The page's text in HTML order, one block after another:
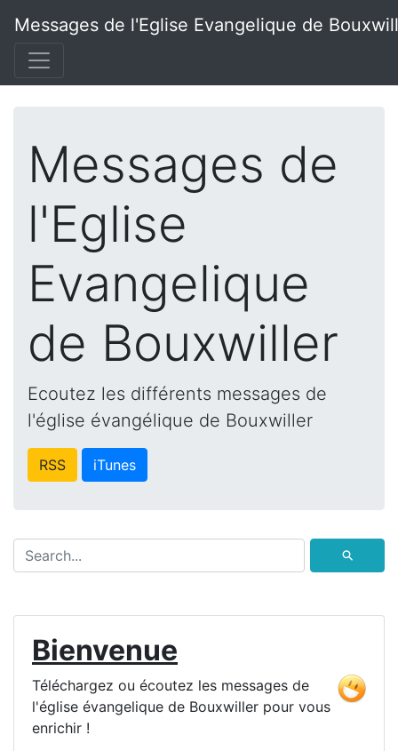
Messages de l'Eglise Evangelique de
Messages de
l'Eglise
Evangelique
de Bouxwiller
Ecoutez les différents messages de
l'église évangélique de Bouxwiller
RSS iTunes
⚲
Bienvenue
Téléchargez ou écoutez les messages de
l'église évangelique de Bouxwiller pour vous
enrichir !